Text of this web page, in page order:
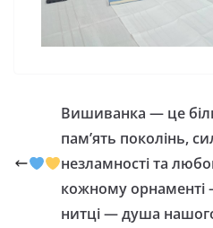
Вишиванка — це
пам’ять поколінь,
незламності та
кожному орнаменті
нитці — душа